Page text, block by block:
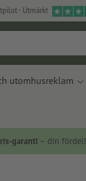
- Utmärkt
utomhusreklam
garanti – din fördel!